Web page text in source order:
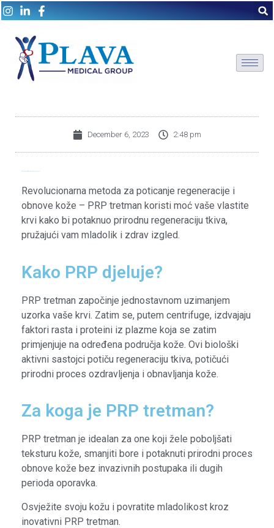
December 6, 2023 2:48 pm
Revolucionarna metoda za poticanje regeneracije i
obnove kože – PRP tretman koristi moć vaše vlastite
krvi kako bi potaknuo prirodnu regeneraciju tkiva,
pružajući vam mladolik i zdrav izgled.
Kako PRP djeluje?
PRP tretman započinje jednostavnom uzimanjem
uzorka vaše krvi. Zatim se, putem centrifuge, izdvajaju
faktori rasta i proteini iz plazme koja se zatim
primjenjuje na određena područja kože. Ovi biološki
aktivni sastojci potiču regeneraciju tkiva, potičući
prirodni proces ozdravljenja i obnavljanja kože.
Za koga je PRP tretman?
PRP tretman je idealan za one koji žele poboljšati
teksturu kože, smanjiti bore i potaknuti prirodni proces
obnove kože bez invazivnih postupaka ili dugih
perioda oporavka.
Osvježite svoju kožu i povratite mladolikost kroz
inovativni PRP tretman.